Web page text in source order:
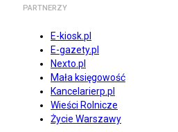
PARTNERZY
E-kiosk.pl
E-gazety.pl
Nexto.pl
Mała księgowość
Kancelarierp.pl
Wieści Rolnicze
Życie Warszawy